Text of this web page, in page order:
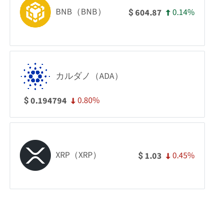
BNB（BNB） $604.87 0.14%
カルダノ（ADA）
$0.194794 0.80%
XRP（XRP） $ 1.03 0.45%